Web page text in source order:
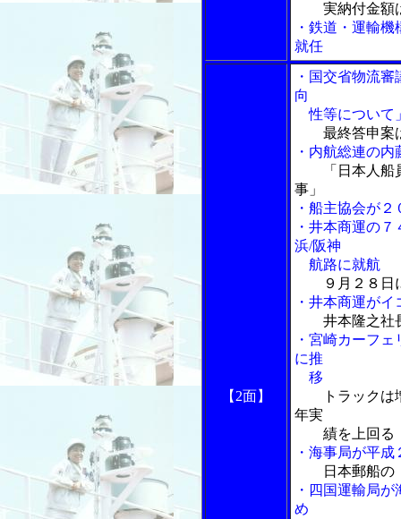
実納付金額
・鉄道・運輸
就任
【2面】
・国交省物流
向
性等について
最終答申案
・内航総連の
「日本人
事」
・船主協会が
・井本商運の
浜/阪神
航路に就航
９月２８
・井本商運が
井本隆之社
・宮崎カーフ
に推
移
トラック
年実
績を上回る
・海事局が平
日本郵船の
・四国運輸局
め